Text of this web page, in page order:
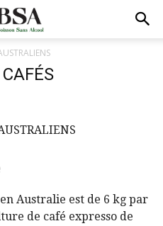
Australie est de 6 kg par
de café expresso de